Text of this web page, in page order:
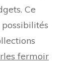
Ce
fermoir